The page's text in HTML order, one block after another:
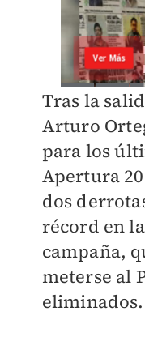
Tras la
Arturo
para los
Apertura
dos
récord en
campaña,
meterse al
eliminados.